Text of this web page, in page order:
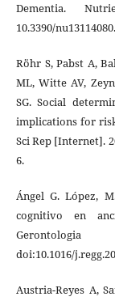
Dementia.
10.3390/nu13114080.
Röhr S, Pabst A,
ML, Witte AV,
SG. Social
implications for
Sci Rep [Internet].
6.
Ángel G. López,
cognitivo en
doi:10.1016/
Austria-Reyes A,